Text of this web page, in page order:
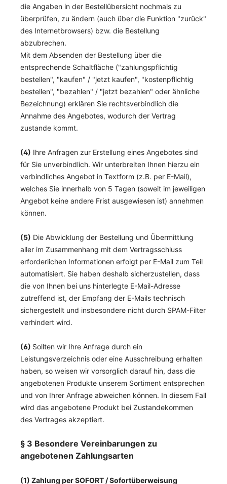
die Angaben in der Bestellübersicht nochmals zu
überprüfen, zu ändern (auch über die Funktion "zurück"
des Internetbrowsers) bzw. die Bestellung
abzubrechen.
Mit dem Absenden der Bestellung über die
entsprechende Schaltfläche ("zahlungspflichtig
bestellen", "kaufen" / "jetzt kaufen", "kostenpflichtig
bestellen", "bezahlen" / "jetzt bezahlen" oder ähnliche
Bezeichnung) erklären Sie rechtsverbindlich die
Annahme des Angebotes, wodurch der Vertrag
zustande kommt.
(4) Ihre Anfragen zur Erstellung eines Angebotes sind
für Sie unverbindlich. Wir unterbreiten Ihnen hierzu ein
verbindliches Angebot in Textform (z.B. per E-Mail),
welches Sie innerhalb von 5 Tagen (soweit im jeweiligen
Angebot keine andere Frist ausgewiesen ist) annehmen
können.
(5) Die Abwicklung der Bestellung und Übermittlung
aller im Zusammenhang mit dem Vertragsschluss
erforderlichen Informationen erfolgt per E-Mail zum Teil
automatisiert. Sie haben deshalb sicherzustellen, dass
die von Ihnen bei uns hinterlegte E-Mail-Adresse
zutreffend ist, der Empfang der E-Mails technisch
sichergestellt und insbesondere nicht durch SPAM-Filter
verhindert wird.
(6) Sollten wir Ihre Anfrage durch ein
Leistungsverzeichnis oder eine Ausschreibung erhalten
haben, so weisen wir vorsorglich darauf hin, dass die
angebotenen Produkte unserem Sortiment entsprechen
und von Ihrer Anfrage abweichen können. In diesem Fall
wird das angebotene Produkt bei Zustandekommen
des Vertrages akzeptiert.
§ 3 Besondere Vereinbarungen zu
angebotenen Zahlungsarten
(1) Zahlung per SOFORT / Sofortüberweisung